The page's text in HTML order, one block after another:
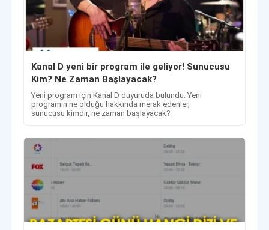
Kanal D yeni bir program ile geliyor! Sunucusu
Kim? Ne Zaman Başlayacak?
Yeni program için Kanal D duyuruda bulundu. Yeni
programın ne olduğu hakkında merak edenler,
sunucusu kimdir, ne zaman başlayacak?